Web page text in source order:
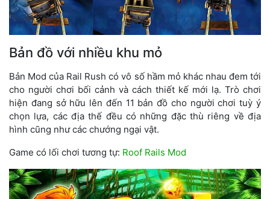
Bản đồ với nhiều khu mỏ
Bản Mod của Rail Rush có vô số hầm mỏ khác nhau đem tới
cho người chơi bối cảnh và cách thiết kế mới lạ. Trò chơi
hiện đang sở hữu lên đến 11 bản đồ cho người chơi tuỳ ý
chọn lựa, các địa thế đều có những đặc thù riêng về địa
hình cũng như các chướng ngại vật.
Game có lối chơi tương tự: Roof Rails Mod